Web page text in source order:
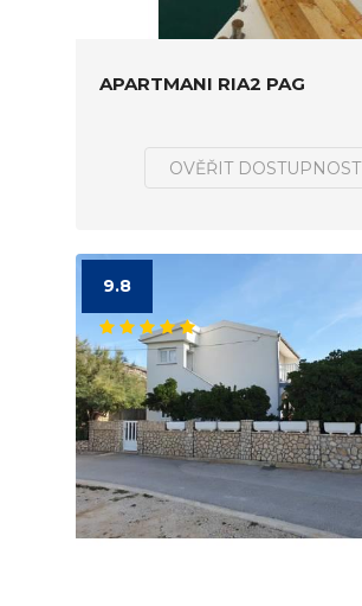
APARTMANI RIA2 PAG
OVĚŘIT DOSTUPNOST
9.8